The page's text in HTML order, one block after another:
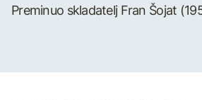
Preminuo skladatelj Fran Šojat